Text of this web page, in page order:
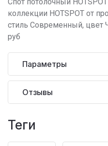
коллекции HOTSPOT от
стиль Современный, цвет
руб
Параметры
Отзывы
теги